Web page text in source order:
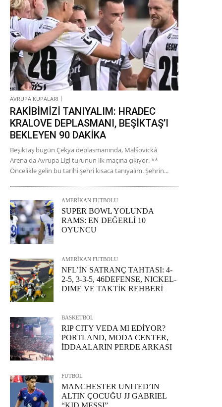
AVRUPA KUPALARI
RAKİBİMİZİ TANIYALIM: HRADEC
KRALOVE DEPLASMANI, BEŞİKTAŞ’I
BEKLEYEN 90 DAKİKA
Beşiktaş bugün Çekya deplasmanında, Malšovická
Arena'da Avrupa Ligi turunun ilk maçına çıkıyor. **
Öncelikle gelin bu tarihi şehri kısaca tanıyalım. Şehrin...
AMERİKAN FUTBOLU
SUPER BOWL YOLUNDA
RAMS: EN DEĞERLİ 10
OYUNCU
AMERİKAN FUTBOLU
NFL’İN SATRANÇ TAHTASI: 4-
2-5, 3-3-5, 46DEFENSE, NICKEL-
DIME VE TAKTİK REHBERİ
BASKETBOL
RIP CITY VEDA MI EDİYOR?
PORTLAND, MODA CENTER,
İDDAALARIN PERDE ARKASI
FUTBOL
MANCHESTER UNITED’IN
ALTIN ÇOCUĞU JJ GABRIEL